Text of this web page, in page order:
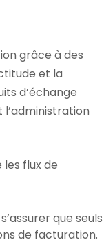
grâce à des
et la
d’échange
flux de
que seuls
de facturation.